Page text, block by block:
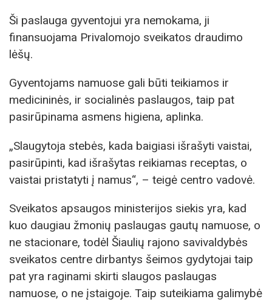
Ši paslauga gyventojui yra nemokama, ji
finansuojama Privalomojo sveikatos draudimo
lėšų.
Gyventojams namuose gali būti teikiamos ir
medicininės, ir socialinės paslaugos, taip pat
pasirūpinama asmens higiena, aplinka.
„Slaugytoja stebės, kada baigiasi išrašyti vaistai,
pasirūpinti, kad išrašytas reikiamas receptas, o
vaistai pristatyti į namus“, – teigė centro vadovė.
Sveikatos apsaugos ministerijos siekis yra, kad
kuo daugiau žmonių paslaugas gautų namuose, o
ne stacionare, todėl Šiaulių rajono savivaldybės
sveikatos centre dirbantys šeimos gydytojai taip
pat yra raginami skirti slaugos paslaugas
namuose, o ne įstaigoje. Taip suteikiama galimybė